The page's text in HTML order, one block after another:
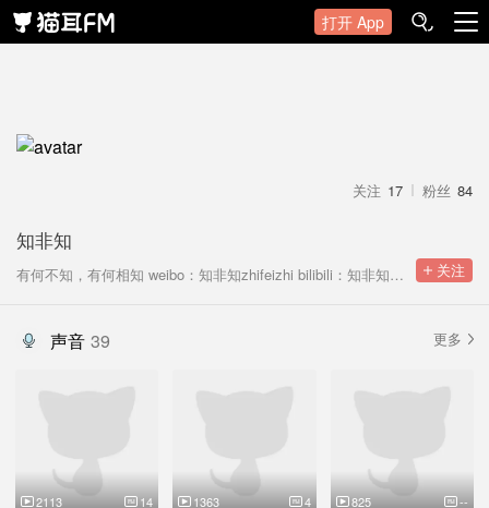
打开 App
粉丝 84
关注 17
知非知
有何不知，有何相知 weibo：知非知zhifeizhi bilibili：知非知zhifeizhi 关注
声音 39 更多
2113 14 1363 4 825 --